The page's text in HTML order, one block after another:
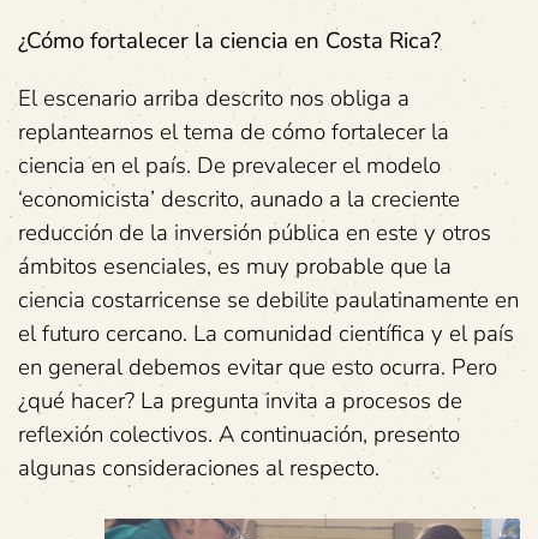
¿Cómo fortalecer la ciencia en Costa Rica?
El escenario arriba descrito nos obliga a
replantearnos el tema de cómo fortalecer la
ciencia en el país. De prevalecer el modelo
‘economicista’ descrito, aunado a la creciente
reducción de la inversión pública en este y otros
ámbitos esenciales, es muy probable que la
ciencia costarricense se debilite paulatinamente en
el futuro cercano. La comunidad científica y el país
en general debemos evitar que esto ocurra. Pero
¿qué hacer? La pregunta invita a procesos de
reflexión colectivos. A continuación, presento
algunas consideraciones al respecto.